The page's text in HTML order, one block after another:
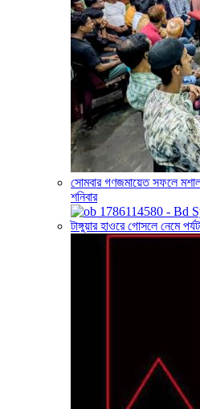
সোমবার গণজমায়েত সফলে
শনিবার
টাঙ্গুয়ার হাওরে গোসলে নেমে